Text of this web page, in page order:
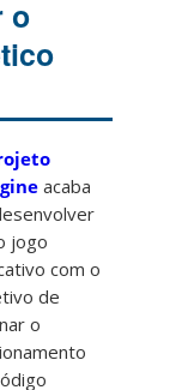
o
acaba
jogo
com o
de
o